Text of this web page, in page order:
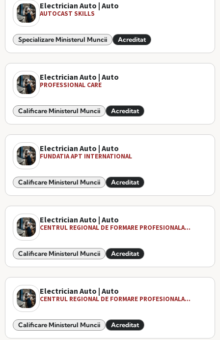
Electrician Auto | Auto
AUTOCAST SKILLS
Specializare Ministerul Muncii Acreditat
Electrician Auto | Auto
PROFESSIONAL CARE
Calificare Ministerul Muncii Acreditat
Electrician Auto | Auto
FUNDATIA APT INTERNATIONAL
Calificare Ministerul Muncii Acreditat
Electrician Auto | Auto
CENTRUL REGIONAL DE FORMARE PROFESIONALA...
Calificare Ministerul Muncii Acreditat
Electrician Auto | Auto
CENTRUL REGIONAL DE FORMARE PROFESIONALA...
Calificare Ministerul Muncii Acreditat